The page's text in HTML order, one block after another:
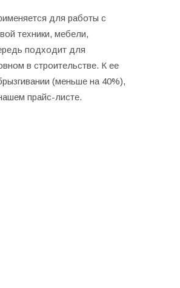
для работы с
техники, мебели,
подходит для
в строительстве. К ее
(меньше на 40%),
прайс-листе.